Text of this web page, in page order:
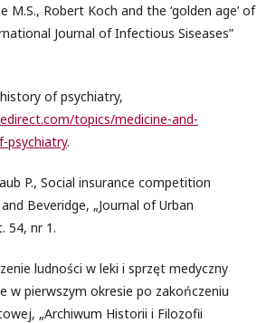
M.S., Robert Koch and the ‘golden age’ of
Journal of Infectious Siseases”
of psychiatry,
topics/medicine-and-
psychiatry.
P., Social insurance competition
Beveridge, „Journal of Urban
54, nr 1.
ludności w leki i sprzęt medyczny
w pierwszym okresie po zakończeniu
„Archiwum Historii i Filozofii